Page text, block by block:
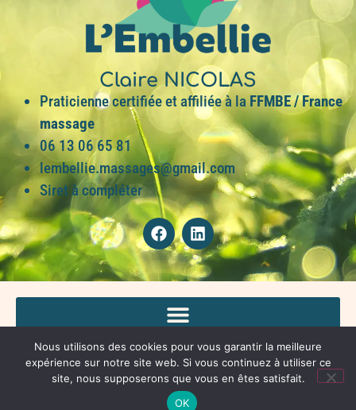
Claire NICOLAS
Praticienne certifiée et affiliée à laFFMBE / France
massage
06 13 06 65 81
lembellie.massages@gmail.com
Siret à compléter
Site propulsé par La solution est ici/ L’agence de communication du
bien-être
Nous utilisons des cookies pour vous garantir la meilleure
expérience sur notre site web. Si vous continuez à utiliser ce
site, nous supposerons que vous en êtes satisfait.
OK